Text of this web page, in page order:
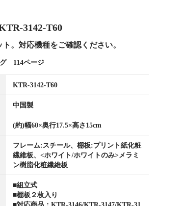
3142-T60
。対応機種をご確認ください。
グ 114ページ
KTR-3142-T60
中国製
(約)幅60×奥行17.5×高さ15cm
フレーム:スチール、棚板:プリント紙化粧
繊維板、<ホワイト/ホワイトのみ>メラミ
ン樹脂化粧繊維板
■組立式
■棚板２枚入り
■対応商品：KTR-3146/KTR-3147/KTR-31